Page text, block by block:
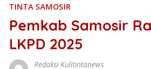
TINTA SAMOSIR
Pemkab Samosir
LKPD 2025
Redaksi Kulitintanews